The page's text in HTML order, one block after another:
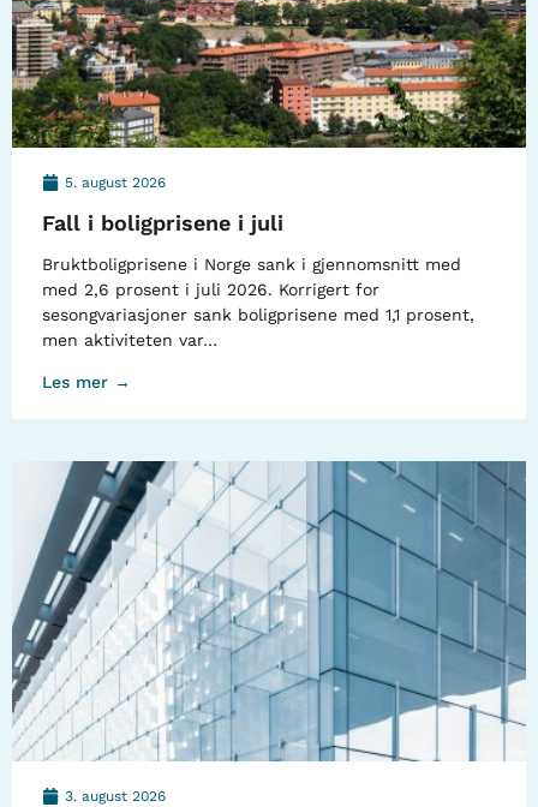
5. august 2026
Fall i boligprisene i juli
Bruktboligprisene i Norge sank i gjennomsnitt med
med 2,6 prosent i juli 2026. Korrigert for
sesongvariasjoner sank boligprisene med 1,1 prosent,
men aktiviteten var…
Les mer →
3. august 2026